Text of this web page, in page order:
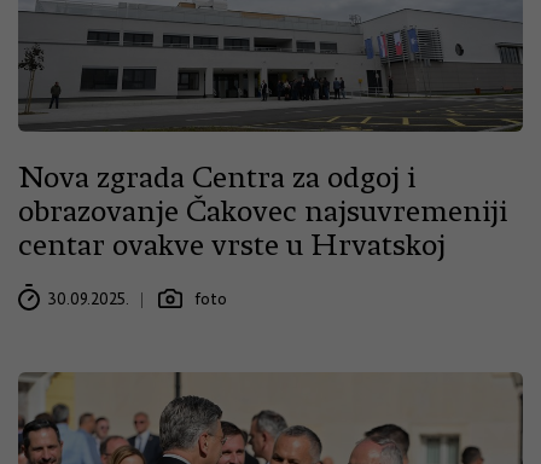
Nova zgrada Centra za odgoj i
obrazovanje Čakovec najsuvremeniji
centar ovakve vrste u Hrvatskoj
30.09.2025. foto